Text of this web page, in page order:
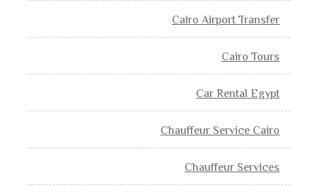
Cairo Airport Transfer
Cairo Tours
Car Rental Egypt
Chauffeur Service Cairo
Chauffeur Services